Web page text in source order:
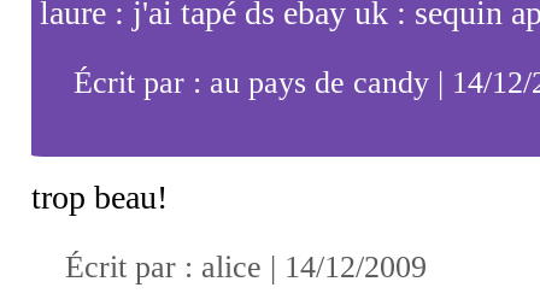
laure : j'ai tapé ds ebay uk : sequin
Écrit par : au pays de candy | 14/12/
trop beau!
Écrit par : alice | 14/12/2009